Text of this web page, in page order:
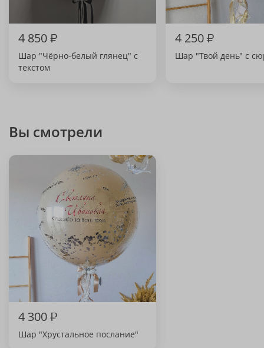
4 850₽
Шар "Чёрно-белый глянец" с
текстом
4 250₽
Шар "Твой день" с
Вы смотрели
4 300₽
Шар "Хрустальное послание"